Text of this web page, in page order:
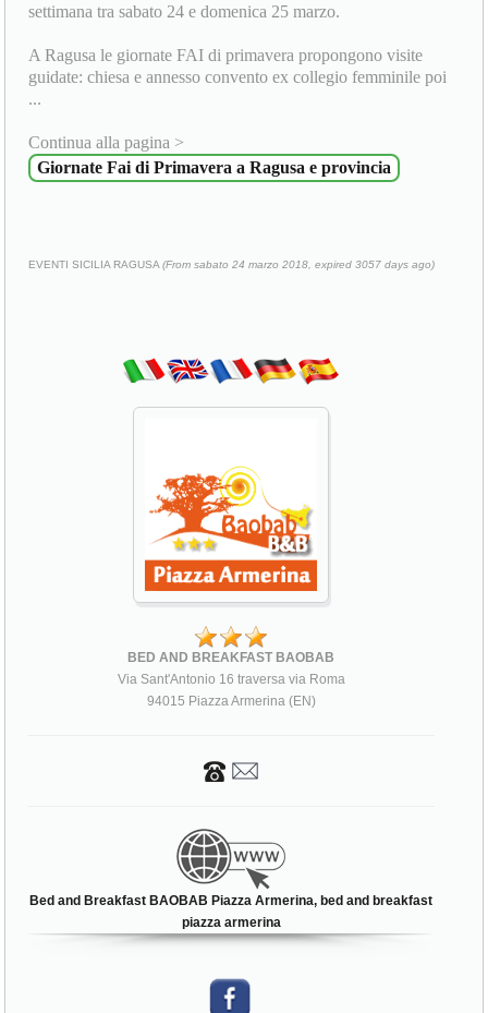
settimana tra sabato 24 e domenica 25 marzo.
A Ragusa le giornate FAI di primavera propongono visite
guidate: chiesa e annesso convento ex collegio femminile poi
...
Continua alla pagina >
Giornate Fai di Primavera a Ragusa e provincia
EVENTI SICILIA RAGUSA(From sabato 24 marzo 2018, expired 3057 days ago)
BED AND BREAKFAST BAOBAB
Via Sant'Antonio 16 traversa via Roma
94015 Piazza Armerina (EN)
Bed and Breakfast BAOBAB Piazza Armerina, bed and breakfast
piazza armerina